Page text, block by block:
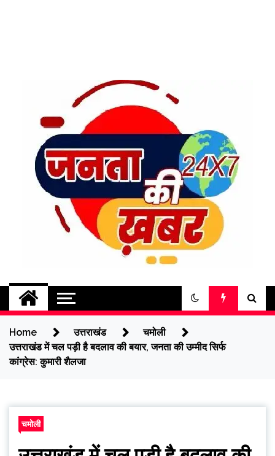
jantakikhabar
Home उत्तराखंड
चमोली
उत्तराखंड में चल पड़ी है बदलाव की बयार, जनता की उम्मीद सिर्फ
कांग्रेस: कुमारी शैलजा
चमोली